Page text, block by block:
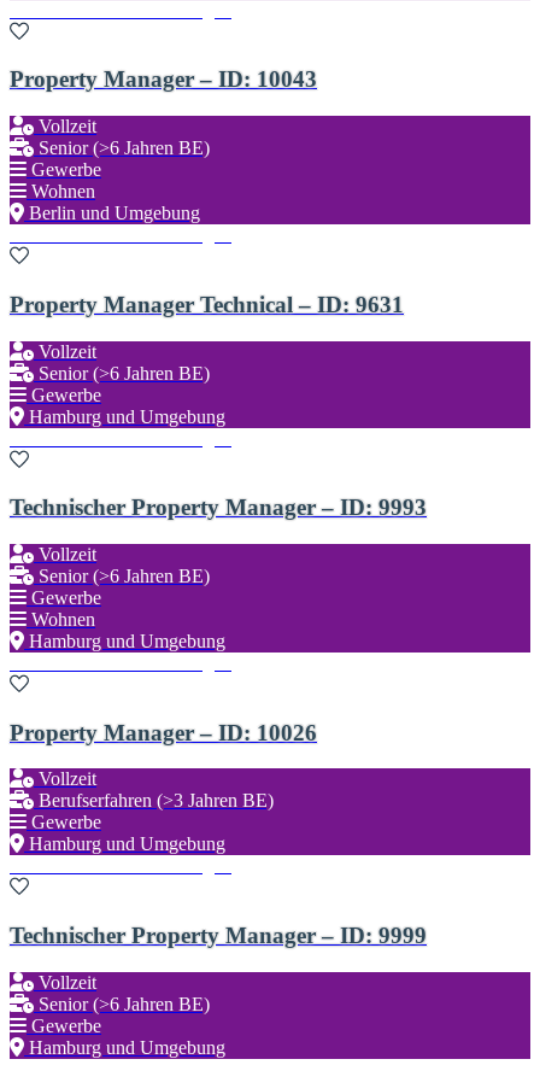
Property Manager – ID: 10043
Vollzeit
Senior (>6 Jahren BE)
Gewerbe
Wohnen
Berlin und Umgebung
Property Manager Technical – ID: 9631
Vollzeit
Senior (>6 Jahren BE)
Gewerbe
Hamburg und Umgebung
Technischer Property Manager – ID: 9993
Vollzeit
Senior (>6 Jahren BE)
Gewerbe
Wohnen
Hamburg und Umgebung
Property Manager – ID: 10026
Vollzeit
Berufserfahren (>3 Jahren BE)
Gewerbe
Hamburg und Umgebung
Technischer Property Manager – ID: 9999
Vollzeit
Senior (>6 Jahren BE)
Gewerbe
Hamburg und Umgebung